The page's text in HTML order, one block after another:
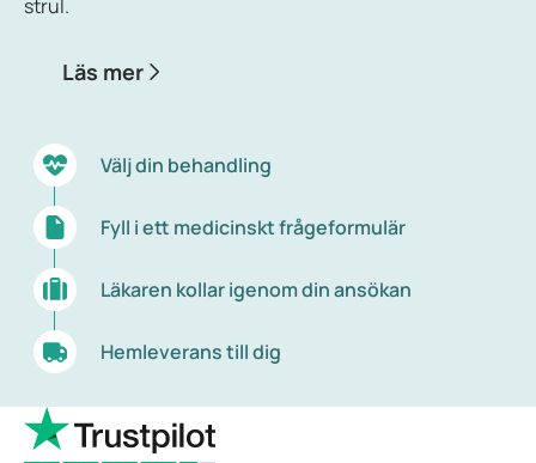
strul.
Läs mer
Välj din behandling
Fyll i ett medicinskt frågeformulär
Läkaren kollar igenom din ansökan
Hemleverans till dig